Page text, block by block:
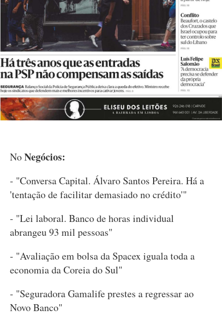
NoNegócios:
- "Conversa Capital. Álvaro Santos Pereira. Há a
'tentação de facilitar demasiado no crédito'"
- "Lei laboral. Banco de horas individual
abrangeu 93 mil pessoas"
- "Avaliação em bolsa da Spacex iguala toda a
economia da Coreia do Sul"
- "Seguradora Gamalife prestes a regressar ao
Novo Banco"